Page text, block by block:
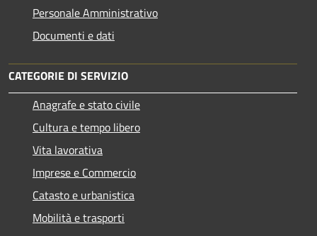
Personale Amministrativo
Documenti e dati
CATEGORIE DI SERVIZIO
Anagrafe e stato civile
Cultura e tempo libero
Vita lavorativa
Imprese e Commercio
Catasto e urbanistica
Mobilità e trasporti